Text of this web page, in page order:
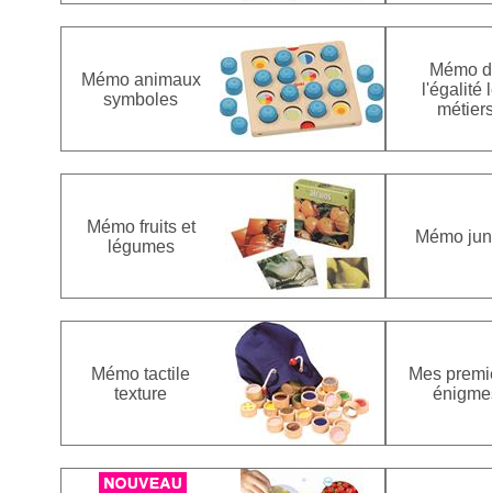
Mémo animaux
symboles
Mémo
l'égalité
Mémo fruits et
légumes
Mémo
Mémo tactile
texture
Mes